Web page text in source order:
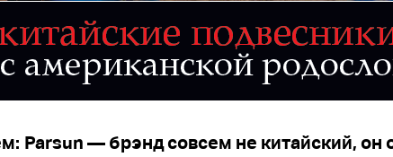
Parsun — брэнд совсем не китайский, он